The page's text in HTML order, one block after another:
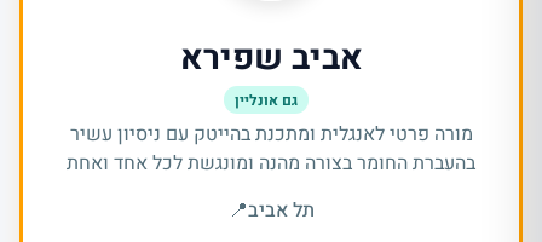
אביב שפירא
גם אונליין
מורה פרטי לאנגלית ומתכנת בהייטק עם ניסיון עשיר
בהעברת החומר בצורה מהנה ומונגשת לכל אחד ואחת
תל אביב📍